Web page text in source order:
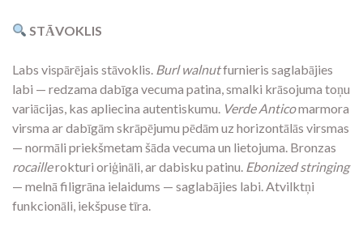
STĀVOKLIS
Labs vispārējais stāvoklis. Burl walnutfurnieris saglabājies
labi — redzama dabīga vecuma patina, smalki krāsojuma toņu
variācijas, kas apliecina autentiskumu. Verde Anticomarmora
virsma ar dabīgām skrāpējumu pēdām uz horizontālās virsmas
— normāli priekšmetam šāda vecuma un lietojuma. Bronzas
rocaillerokturi oriģināli, ar dabisku patinu. Ebonized stringing
— melnā filigrāna ielaidums — saglabājies labi. Atvilktņi
funkcionāli, iekšpuse tīra.